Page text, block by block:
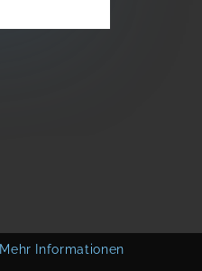
Mehr Informationen